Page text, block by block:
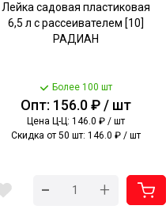
Лейка садовая пластиковая
6,5 л с рассеивателем [10]
РАДИАН
Более 100 шт
Опт: 156.0 ₽ / шт
Цена Ц-Ц: 146.0 ₽ / шт
Скидка от 50 шт: 146.0 ₽ / шт
- +